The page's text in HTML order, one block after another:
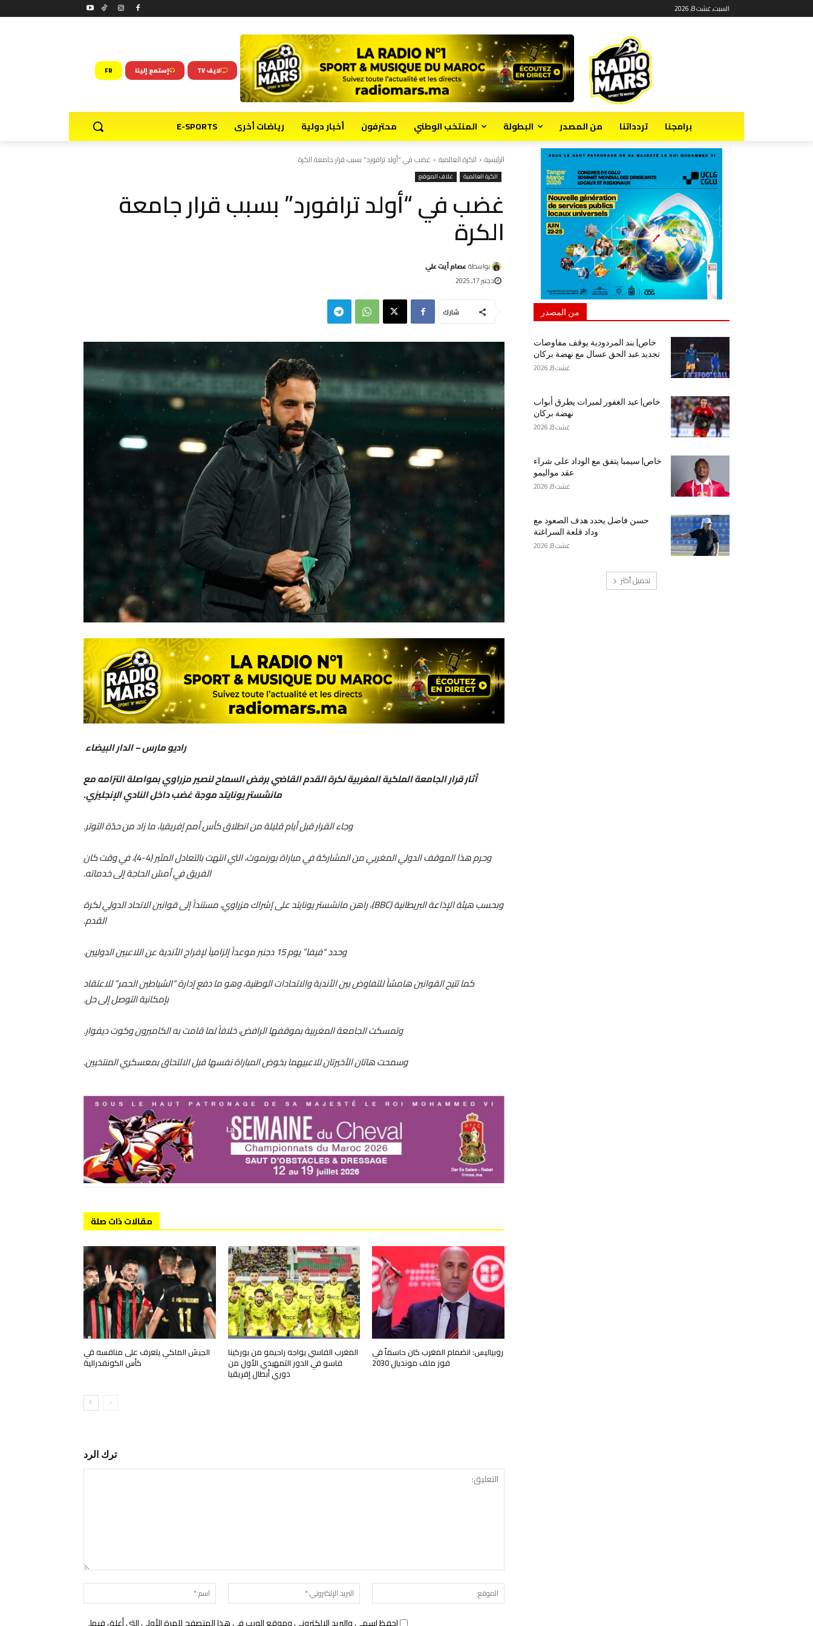
السبت, غشت 8, 2026
لايف TV إستمع إلينا FR
برامجنا تردداتنا من المصدر البطولة المنتخب الوطني محترفون أخبار دولية رياضات أخرى E-SPORTS
الرئيسية الكرة العالمية غضب في “أولد ترافورد” بسبب قرار جامعة الكرة
الكرة العالمية غلاف الموقع
غضب في “أولد ترافورد” بسبب قرار جامعة
الكرة
بواسطة عصام أيت علي
دجنبر 17, 2025
شارك
راديو مارس – الدار البيضاء
أثار قرار الجامعة الملكية المغربية لكرة القدم القاضي برفض السماح لنصير مزراوي بمواصلة التزامه مع
مانشستر يونايتد موجة غضب داخل النادي الإنجليزي.
وجاء القرار قبل أيام قليلة من انطلاق كأس أمم إفريقيا، ما زاد من حدّة التوتر.
وحرم هذا الموقف الدولي المغربي من المشاركة في مباراة بورنموث، التي انتهت بالتعادل المثير (4-4)، في وقت كان
الفريق في أمسّ الحاجة إلى خدماته.
وبحسب هيئة الإذاعة البريطانية (BBC)، راهن مانشستر يونايتد على إشراك مزراوي، مستنداً إلى قوانين الاتحاد الدولي لكرة
القدم.
وحدد “فيفا” يوم 15 دجنبر موعداً إلزامياً لإفراج الأندية عن اللاعبين الدوليين.
كما تتيح القوانين هامشاً للتفاوض بين الأندية والاتحادات الوطنية، وهو ما دفع إدارة “الشياطين الحمر” للاعتقاد
بإمكانية التوصل إلى حل.
وتمسكت الجامعة المغربية بموقفها الرافض، خلافاً لما قامت به الكاميرون وكوت ديفوار.
وسمحت هاتان الأخيرتان للاعبيهما بخوض المباراة نفسها قبل الالتحاق بمعسكري المنتخبين.
مقالات ذات صلة
روبياليس: انضمام المغرب كان حاسماً في
فوز ملف مونديال 2030
المغرب الفاسي يواجه راحيمو من بوركينا
فاسو في الدور التمهيدي الأول من
دوري أبطال إفريقيا
الجيش الملكي يتعرف على منافسه في
كأس الكونفدرالية
ترك الرد
التعليق:
اسم:*
البريد
الإلكتروني:*
الموقع:
احفظ اسمي والبريد الإلكتروني وموقع الويب في هذا المتصفح للمرة الأولى التي أعلق فيها.
من المصدر
خاص| بند المردودية يوقف مفاوضات
تجديد عبد الحق عسال مع نهضة بركان
غشت 8, 2026
خاص| عبد الغفور لميرات يطرق أبواب
نهضة بركان
غشت 8, 2026
خاص| سيمبا يتفق مع الوداد على شراء
عقد مواليمو
غشت 8, 2026
حسن فاضل يحدد هدف الصعود مع
وداد قلعة السراغنة
غشت 8, 2026
تحميل أكثر